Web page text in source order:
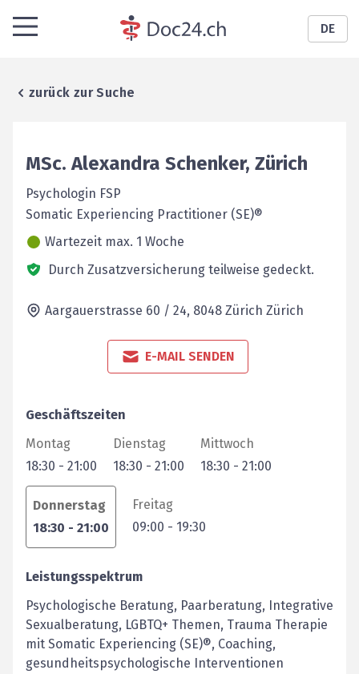
DE
zurück zur Suche
MSc. Alexandra Schenker, Zürich
Psychologin FSP
Somatic Experiencing Practitioner (SE)®
Wartezeit max. 1 Woche
Durch Zusatzversicherung teilweise gedeckt.
Aargauerstrasse 60 / 24, 8048 Zürich Zürich
E-MAIL SENDEN
Geschäftszeiten
Montag
18:30 - 21:00
Dienstag
18:30 - 21:00
Mittwoch
18:30 - 21:00
Donnerstag
18:30 - 21:00
Freitag
09:00 - 19:30
Leistungsspektrum
Psychologische Beratung, Paarberatung, Integrative
Sexualberatung, LGBTQ+ Themen, Trauma Therapie
mit Somatic Experiencing (SE)®, Coaching,
gesundheitspsychologische Interventionen